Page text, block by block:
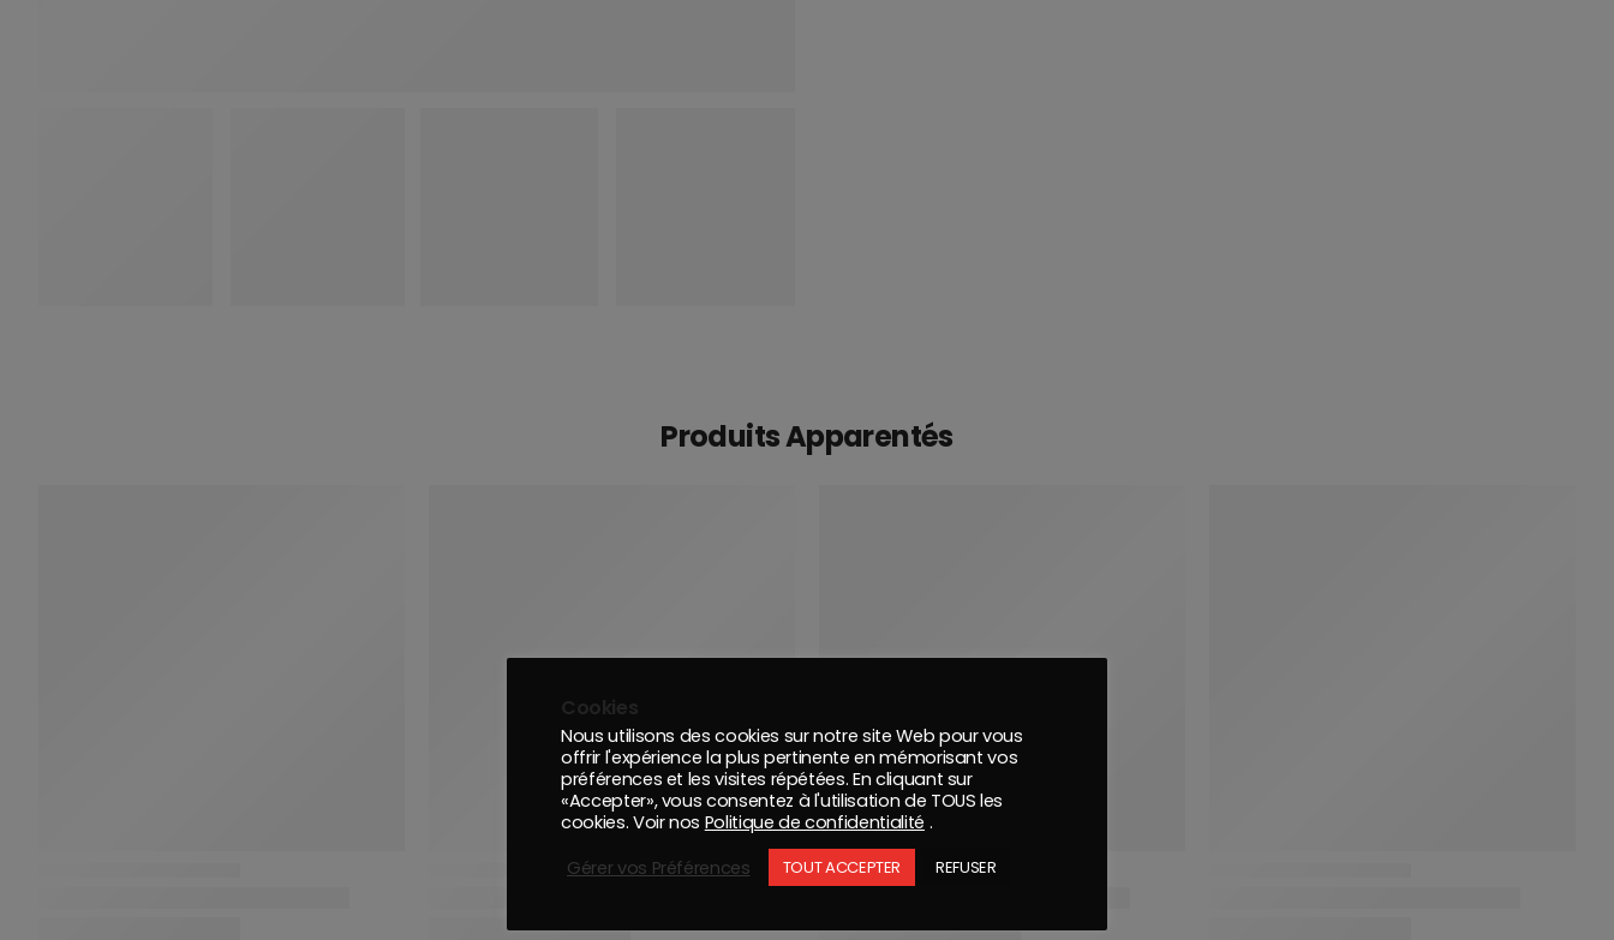
Produits Apparentés
Cookies
Nous utilisons des cookies sur notre site Web pour vous
offrir l'expérience la plus pertinente en mémorisant vos
préférences et les visites répétées. En cliquant sur
«Accepter», vous consentez à l'utilisation de TOUS les
cookies. Voir nos Politique de confidentialité .
Gérer vos Préférences
TOUT ACCEPTER REFUSER